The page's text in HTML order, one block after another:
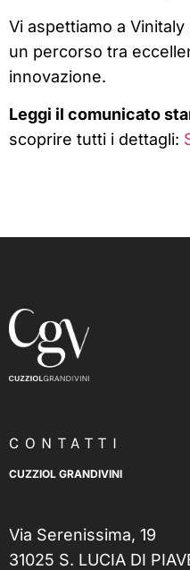
Vi aspettiamo a
un percorso tra
innovazione.
Leggi il comunicato
scoprire tutti i dettagli:
CONTATTI
CUZZIOL GRANDIVINI
Via Serenissima, 19
31025 S. LUCIA DI